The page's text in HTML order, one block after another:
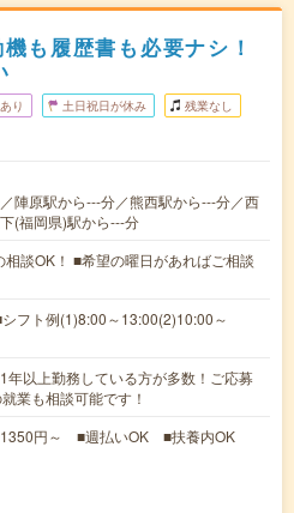
も履歴書も必要ナシ！
り 土日祝日が休み 残業なし
陣原駅から---分／熊西駅から---分／西
(福岡県)駅から---分
談OK！ ■希望の曜日があればご相談
フト例(1)8:00～13:00(2)10:00～
年以上勤務している方が多数！ご応募
業も相談可能です！
1350円～ ■週払いOK ■扶養内OK